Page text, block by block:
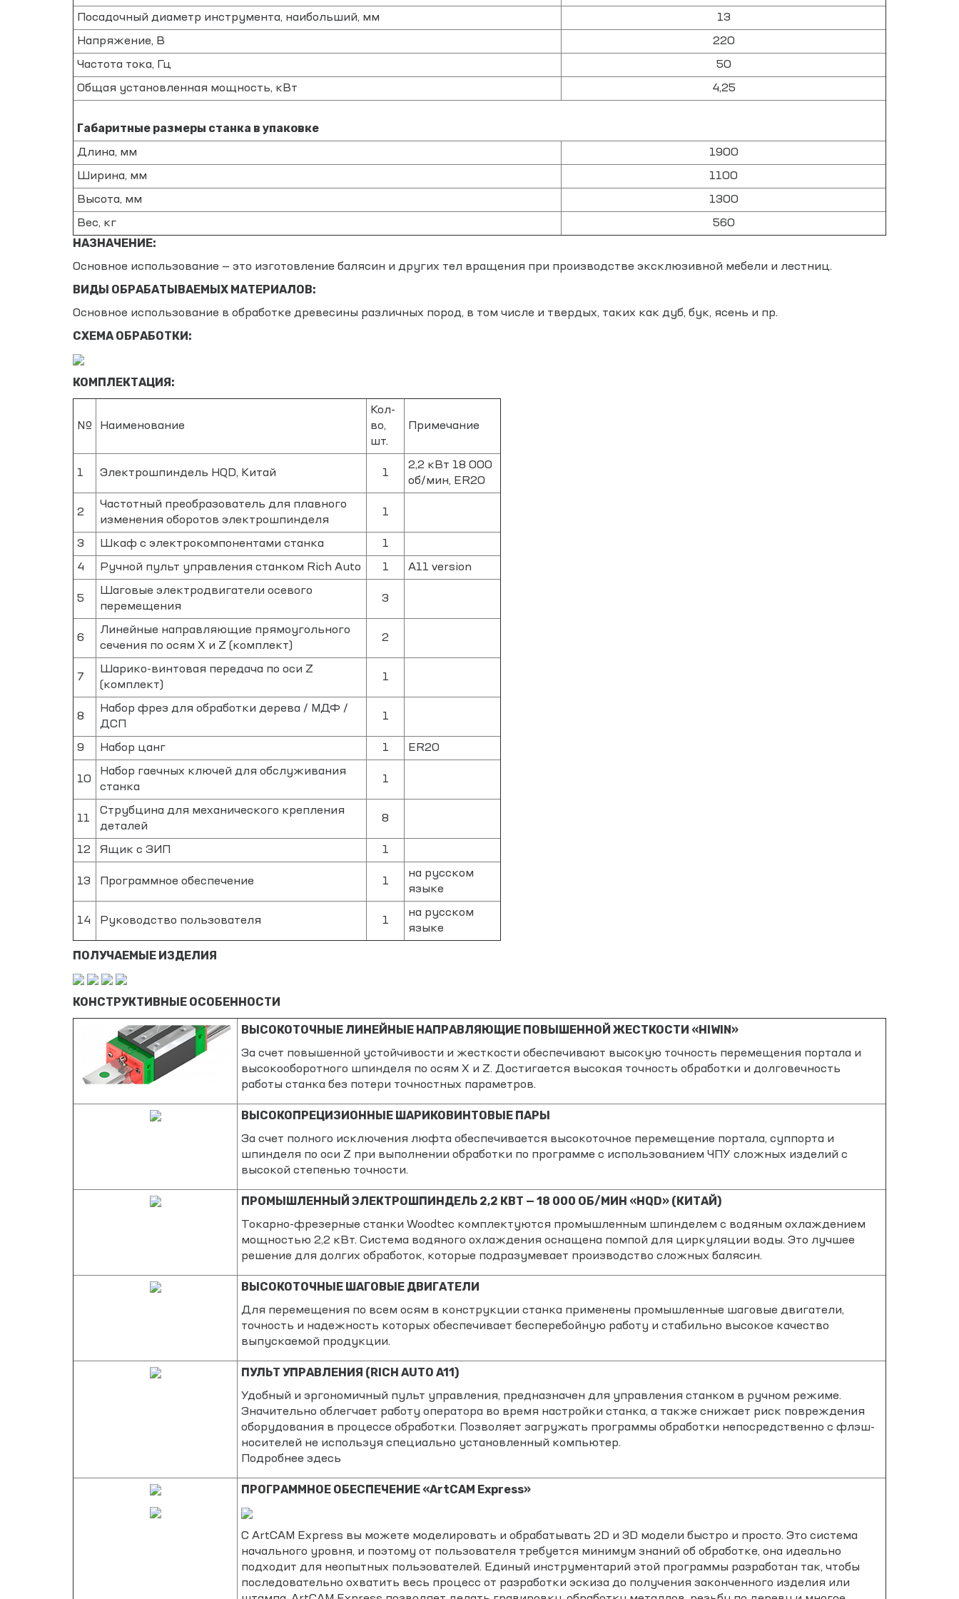
Посадочный диаметр инструмента, наибольший, мм 13
Напряжение, В 220
Частота тока, Гц 50
Общая установленная мощность, кВт 4,25
Габаритные размеры станка в упаковке
Длина, мм 1900
Ширина, мм 1100
Высота, мм 1300
Вес, кг 560
НАЗНАЧЕНИЕ:
Основное использование — это изготовление балясин и других тел вращения при производстве эксклюзивной мебели и лестниц.
ВИДЫ ОБРАБАТЫВАЕМЫХ МАТЕРИАЛОВ:
Основное использование в обработке древесины различных пород, в том числе и твердых, таких как дуб, бук, ясень и пр.
СХЕМА ОБРАБОТКИ:
КОМПЛЕКТАЦИЯ:
№ Наименование
Кол-
во,
шт.
Примечание
1 Электрошпиндель HQD, Китай 1
2,2 кВт 18 000
об/мин, ER20
2
Частотный преобразователь для плавного
изменения оборотов электрошпинделя
1
3 Шкаф с электрокомпонентами станка 1
4 Ручной пульт управления станком Rich Auto 1 A11 version
5
Шаговые электродвигатели осевого
перемещения
3
6
Линейные направляющие прямоугольного
сечения по осям X и Z (комплект)
2
7
Шарико-винтовая передача по оси Z
(комплект)
1
8
Набор фрез для обработки дерева / МДФ /
ДСП
1
9 Набор цанг 1 ER20
10
Набор гаечных ключей для обслуживания
станка
1
11
Струбцина для механического крепления
деталей
8
12 Ящик с ЗИП 1
13 Программное обеспечение 1
на русском
языке
14 Руководство пользователя 1
на русском
языке
ПОЛУЧАЕМЫЕ ИЗДЕЛИЯ
КОНСТРУКТИВНЫЕ ОСОБЕННОСТИ
ВЫСОКОТОЧНЫЕ ЛИНЕЙНЫЕ НАПРАВЛЯЮЩИЕ ПОВЫШЕННОЙ ЖЕСТКОСТИ «HIWIN»
За счет повышенной устойчивости и жесткости обеспечивают высокую точность перемещения портала и
высокооборотного шпинделя по осям Х и Z. Достигается высокая точность обработки и долговечность
работы станка без потери точностных параметров.
ВЫСОКОПРЕЦИЗИОННЫЕ ШАРИКОВИНТОВЫЕ ПАРЫ
За счет полного исключения люфта обеспечивается высокоточное перемещение портала, суппорта и
шпинделя по оси Z при выполнении обработки по программе с использованием ЧПУ сложных изделий с
высокой степенью точности.
ПРОМЫШЛЕННЫЙ ЭЛЕКТРОШПИНДЕЛЬ 2,2 КВТ — 18 000 ОБ/МИН «HQD» (КИТАЙ)
Токарно-фрезерные станки Woodtec комплектуются промышленным шпинделем с водяным охлаждением
мощностью 2,2 кВт. Система водяного охлаждения оснащена помпой для циркуляции воды. Это лучшее
решение для долгих обработок, которые подразумевает производство сложных балясин.
ВЫСОКОТОЧНЫЕ ШАГОВЫЕ ДВИГАТЕЛИ
Для перемещения по всем осям в конструкции станка применены промышленные шаговые двигатели,
точность и надежность которых обеспечивает бесперебойную работу и стабильно высокое качество
выпускаемой продукции.
ПУЛЬТ УПРАВЛЕНИЯ (RICH AUTO A11)
Удобный и эргономичный пульт управления, предназначен для управления станком в ручном режиме.
Значительно облегчает работу оператора во время настройки станка, а также снижает риск повреждения
оборудования в процессе обработки. Позволяет загружать программы обработки непосредственно с флэш-
носителей не используя специально установленный компьютер.
Подробнее здесь
ПРОГРАММНОЕ ОБЕСПЕЧЕНИЕ «ArtCAM Express»
С ArtCAM Express вы можете моделировать и обрабатывать 2D и 3D модели быстро и просто. Это система
начального уровня, и поэтому от пользователя требуется минимум знаний об обработке, она идеально
подходит для неопытных пользователей. Единый инструментарий этой программы разработан так, чтобы
последовательно охватить весь процесс от разработки эскиза до получения законченного изделия или